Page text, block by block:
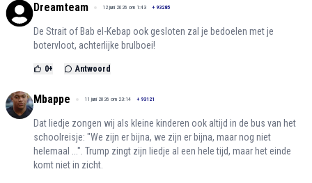
Dreamteam 12 juni 2026 om 1:43 + 93285
De Strait of Bab el-Kebap ook gesloten zal je bedoelen met je
botervloot, achterlijke brulboei!
0+ Antwoord
Mbappe 11 juni 2026 om 23:14 + 93121
Dat liedje zongen wij als kleine kinderen ook altijd in de bus van het
schoolreisje: "We zijn er bijna, we zijn er bijna, maar nog niet
helemaal ...". Trump zingt zijn liedje al een hele tijd, maar het einde
komt niet in zicht.